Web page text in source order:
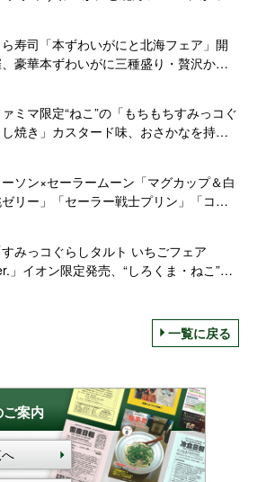
ら寿司「本ずわいがにと北海フェア」開
豪華本ずわいがに三種盛り・贅沢かに
ミマ限定“ねこ”の「もちもちすみっコぐ
し焼き」カスタード味、おさかなを持っ
ーソン×セーラームーン「マグカップ＆白
リー」「セーラー戦士プリン」「コグ
すみっコぐらしタルト いちごフェア
」イオン限定発売、“しろくま・ねこ”た
一覧に戻る
案内